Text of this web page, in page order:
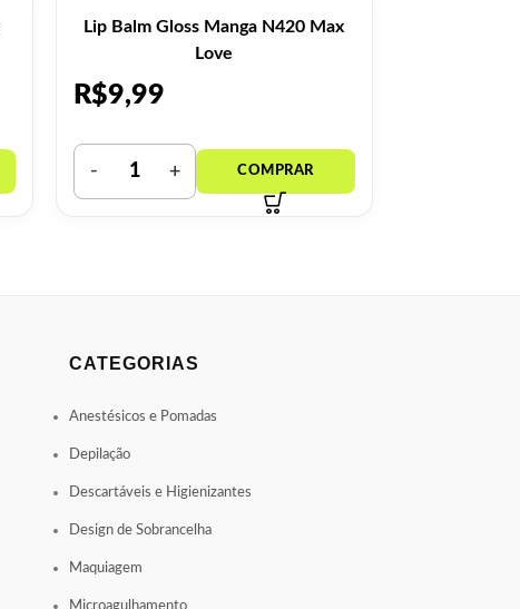
Lip Balm Gloss Manga N420 Max
Love
R$9,99
CATEGORIAS
Anestésicos e Pomadas
Depilação
Descartáveis e Higienizantes
Design de Sobrancelha
Maquiagem